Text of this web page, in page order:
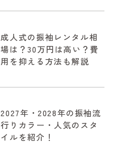
成人式の振袖レンタル相
場は？30万円は高い？費
用を抑える方法も解説
2027年・2028年の振袖流
行りカラー・人気のスタ
イルを紹介！